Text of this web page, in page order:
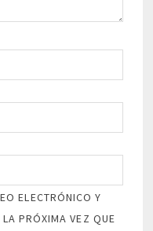
ELECTRÓNICO Y
PRÓXIMA VEZ QUE